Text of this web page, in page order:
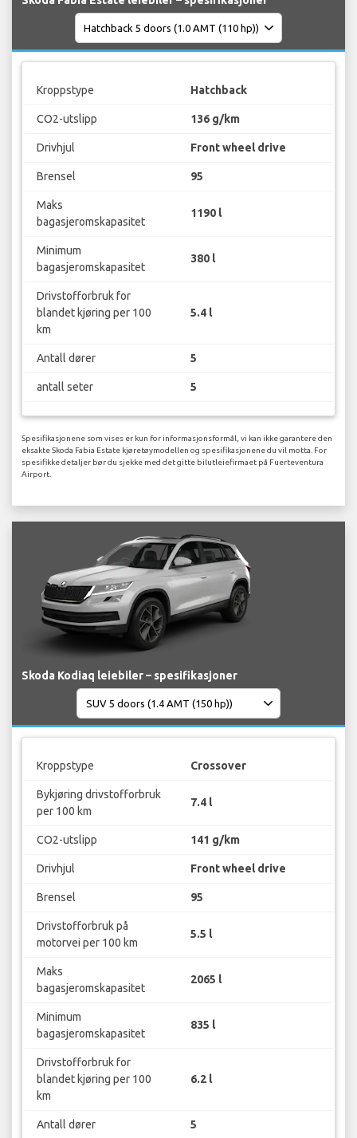
Kroppstype Hatchback
CO2-utslipp 136 g/km
Drivhjul Front wheel drive
Brensel 95
Maks
bagasjeromskapasitet
1190 l
Minimum
bagasjeromskapasitet
380 l
Drivstofforbruk for
blandet kjøring per 100
km
5.4 l
Antall dører 5
antall seter 5
Spesifikasjonene som vises er kun for informasjonsformål, vi kan ikke garantere den
eksakte Skoda Fabia Estate kjøretøymodellen og spesifikasjonene du vil motta. For
spesifikke detaljer bør du sjekke med det gitte bilutleiefirmaet på Fuerteventura
Airport.
Skoda Kodiaq leiebiler – spesifikasjoner
Kroppstype Crossover
Bykjøring drivstofforbruk
per 100 km
7.4 l
CO2-utslipp 141 g/km
Drivhjul Front wheel drive
Brensel 95
Drivstofforbruk på
motorvei per 100 km
5.5 l
Maks
bagasjeromskapasitet
2065 l
Minimum
bagasjeromskapasitet
835 l
Drivstofforbruk for
blandet kjøring per 100
km
6.2 l
Antall dører 5